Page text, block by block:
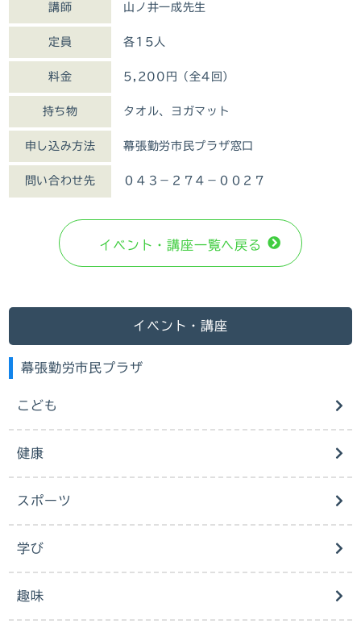
講師 山ノ井一成先生
定員 各15人
料金 5,200円（全4回）
持ち物 タオル、ヨガマット
申し込み方法 幕張勤労市民プラザ窓口
問い合わせ先 ０４３－２７４－００２７
イベント・講座⼀覧へ戻る
イベント・講座
幕張勤労市民プラザ
こども
健康
スポーツ
学び
趣味